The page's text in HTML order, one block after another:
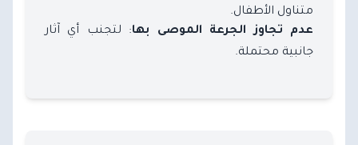
متناول الأطفال.
عدم تجاوز الجرعة الموصى بها: لتجنب أي آثار
جانبية محتملة.